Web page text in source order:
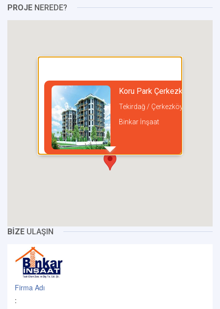
PROJE NEREDE?
Koru Park Çerkezköy
Tekirdağ / Çerkezköy
Binkar İnşaat
BİZE ULAŞIN
Firma Adı
: